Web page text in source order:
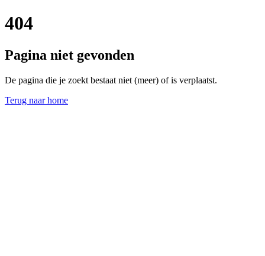
404
Pagina niet gevonden
De pagina die je zoekt bestaat niet (meer) of is verplaatst.
Terug naar home